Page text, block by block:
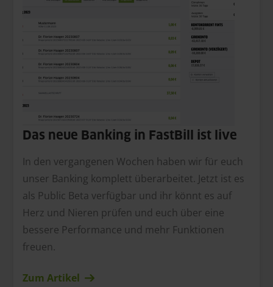
Das neue Banking in FastBill ist live
In den vergangenen Wochen haben wir für euch
unser Banking komplett überarbeitet. Jetzt ist es
als Public Beta verfügbar und ihr könnt es auf
Herz und Nieren prüfen und euch über eine
bessere Performance und mehr Funktionen
freuen.
Zum Artikel